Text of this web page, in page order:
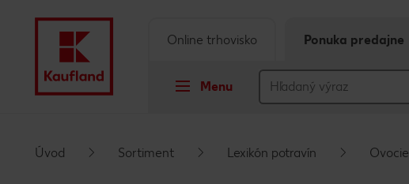
Menu
Online trhovisko Ponuka predajne
Úvod Sortiment Lexikón potravín Ovocie